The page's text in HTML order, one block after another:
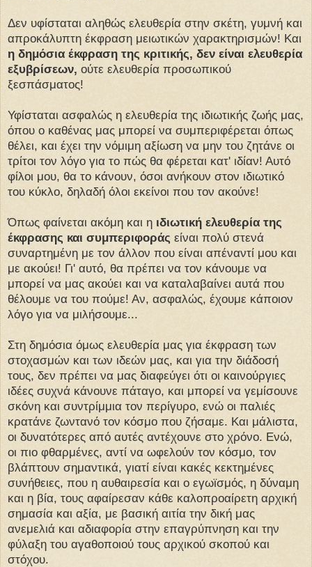
Δεν υφίσταται αληθώς ελευθερία στην σκέτη, γυμνή και
απροκάλυπτη έκφραση μειωτικών χαρακτηρισμών! Και
η δημόσια έκφραση της κριτικής, δεν είναι ελευθερία
εξυβρίσεων, ούτε ελευθερία προσωπικού
ξεσπάσματος!
Υφίσταται ασφαλώς η ελευθερία της ιδιωτικής ζωής μας,
όπου ο καθένας μας μπορεί να συμπεριφέρεται όπως
θέλει, και έχει την νόμιμη αξίωση να μην του ζητάνε οι
τρίτοι τον λόγο για το πώς θα φέρεται κατ' ιδίαν! Αυτό
φίλοι μου, θα το κάνουν, όσοι ανήκουν στον ιδιωτικό
του κύκλο, δηλαδή όλοι εκείνοι που τον ακούνε!
Όπως φαίνεται ακόμη και η ιδιωτική ελευθερία της
έκφρασης και συμπεριφοράς είναι πολύ στενά
συναρτημένη με τον άλλον που είναι απέναντί μου και
με ακούει! Γι' αυτό, θα πρέπει να τον κάνουμε να
μπορεί να μας ακούει και να καταλαβαίνει αυτά που
θέλουμε να του πούμε! Αν, ασφαλώς, έχουμε κάποιον
λόγο για να μιλήσουμε...
Στη δημόσια όμως ελευθερία μας για έκφραση των
στοχασμών και των ιδεών μας, και για την διάδοσή
τους, δεν πρέπει να μας διαφεύγει ότι οι καινούργιες
ιδέες συχνά κάνουνε πάταγο, και μπορεί να γεμίσουνε
σκόνη και συντρίμμια τον περίγυρο, ενώ οι παλιές
κρατάνε ζωντανό τον κόσμο που ζήσαμε. Και μάλιστα,
οι δυνατότερες από αυτές αντέχουνε στο χρόνο. Ενώ,
οι πιο φθαρμένες, αντί να ωφελούν τον κόσμο, τον
βλάπτουν σημαντικά, γιατί είναι κακές κεκτημένες
συνήθειες, που η αυθαιρεσία και ο εγωϊσμός, η δύναμη
και η βία, τους αφαίρεσαν κάθε καλοπροαίρετη αρχική
σημασία και αξία, με βασική αιτία την δική μας
ανεμελιά και αδιαφορία στην επαγρύπνηση και την
φύλαξη του αγαθοποιού τους αρχικού σκοπού και
στόχου.